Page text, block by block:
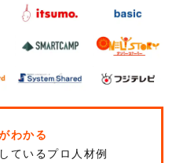
わかる
ているプロ人材例